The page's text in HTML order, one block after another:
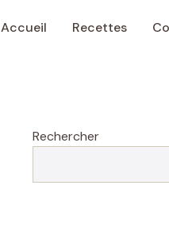
Accueil Recettes
Rechercher